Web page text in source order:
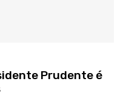
Prudente é